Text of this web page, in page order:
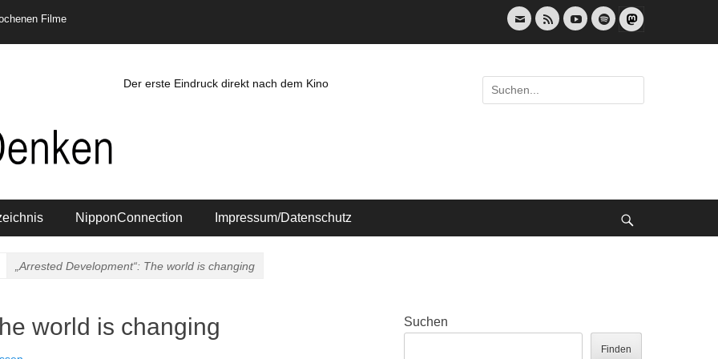
Filme
E-
Mail
Feed YouTubeSpotify
Der erste Eindruck direkt nach dem Kino
Suche
nach:
NipponConnection Impressum/Datenschutz
„Arrested Development“: The world is changing
world is changing Suchen
Finden